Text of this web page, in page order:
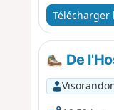
Télécharger
De